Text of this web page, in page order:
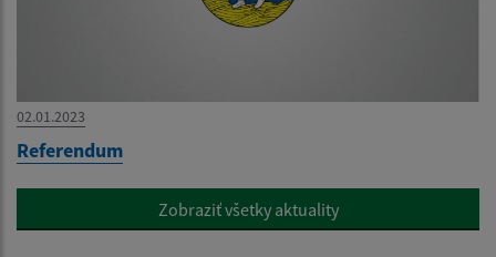
02.01.2023
Referendum
Zobraziť všetky aktuality